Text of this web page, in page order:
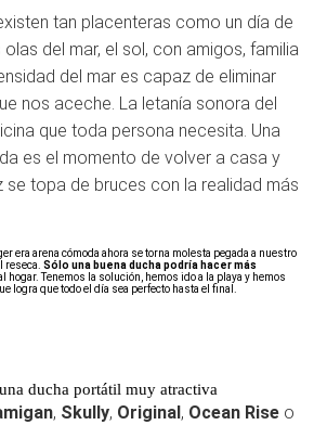
tan placenteras como un día de
del mar, el sol, con amigos, familia
del mar es capaz de eliminar
nos aceche. La letanía sonora del
que toda persona necesita. Una
es el momento de volver a casa y
se topa de bruces con la realidad más
era arena cómoda ahora se torna molesta pegada a nuestro
reseca. Sólo una buena ducha podría hacer más
hogar. Tenemos la solución, hemos ido a la playa y hemos
logra que todo el día sea perfecto hasta el final.
ducha portátil muy atractiva
, Skully, Original, Ocean Rise o